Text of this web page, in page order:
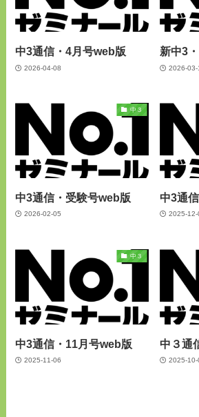
中3通信・4月号web版
2026-04-08
新中3
2026-03-
中３
中3通信・受験号web版
2026-02-05
中3通
2025-12-
中３
中3通信・11月号web版
2025-11-06
中３通
2025-10-